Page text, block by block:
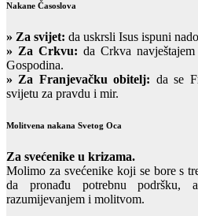
Nakane Časoslova
» Za svijet: da uskrsli Isus ispuni
» Za Crkvu: da Crkva
Gospodina.
» Za Franjevačku obitelj: da se
svijetu za pravdu i mir.
Molitvena nakana Svetog Oca
Za svećenike u krizama.
Molimo za svećenike koji se bore s
da pronađu potrebnu podršku,
razumijevanjem i molitvom.